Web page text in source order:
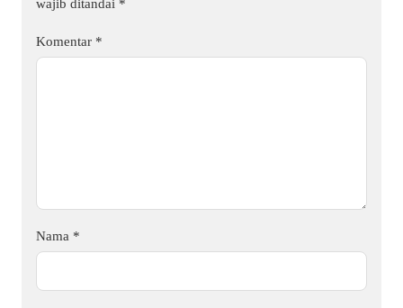
wajib ditandai *
Komentar *
Nama *